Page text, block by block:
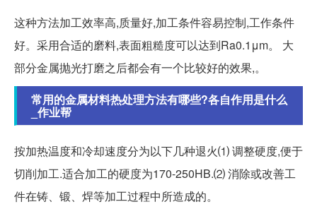
这种方法加工效率高,质量好,加工条件容易控制,工作条件
好。采用合适的磨料,表面粗糙度可以达到Ra0.1μm。 大
部分金属抛光打磨之后都会有一个比较好的效果,。
常用的金属材料热处理方法有哪些?各自作用是什么
_作业帮
按加热温度和冷却速度分为以下几种退火⑴ 调整硬度,便于
切削加工.适合加工的硬度为170-250HB.⑵ 消除或改善工
件在铸、锻、焊等加工过程中所造成的。